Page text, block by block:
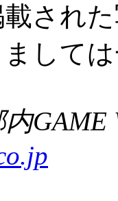
され
して
GAME